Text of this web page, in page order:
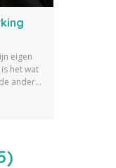
eigen
het wat
ander
je